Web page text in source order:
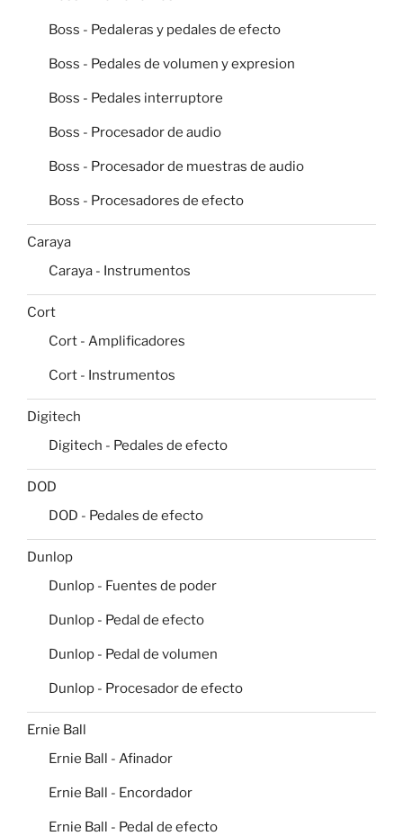
Boss - Pedaleras y pedales de efecto
Boss - Pedales de volumen y expresion
Boss - Pedales interruptore
Boss - Procesador de audio
Boss - Procesador de muestras de audio
Boss - Procesadores de efecto
Caraya
Caraya - Instrumentos
Cort
Cort - Amplificadores
Cort - Instrumentos
Digitech
Digitech - Pedales de efecto
DOD
DOD - Pedales de efecto
Dunlop
Dunlop - Fuentes de poder
Dunlop - Pedal de efecto
Dunlop - Pedal de volumen
Dunlop - Procesador de efecto
Ernie Ball
Ernie Ball - Afinador
Ernie Ball - Encordador
Ernie Ball - Pedal de efecto